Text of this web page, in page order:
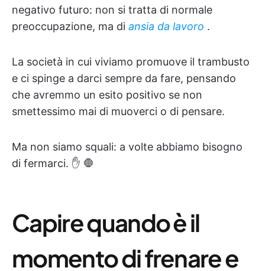
negativo futuro: non si tratta di normale
preoccupazione, ma di ansia da lavoro .
La società in cui viviamo promuove il trambusto
e ci spinge a darci sempre da fare, pensando
che avremmo un esito positivo se non
smettessimo mai di muoverci o di pensare.
Ma non siamo squali: a volte abbiamo bisogno
di fermarci. ✋ 🛑
Capire quando è il
momento di frenare e